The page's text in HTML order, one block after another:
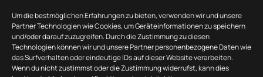
Um die bestmöglichen Erfahrungen zu bieten, verwenden wir und unsere
Partner Technologien wie Cookies, um Geräteinformationen zu speichern
und/oder darauf zuzugreifen. Durch die Zustimmung zu diesen
Technologien können wir und unsere Partner personenbezogene Daten wie
das Surfverhalten oder eindeutige IDs auf dieser Website verarbeiten.
Wenn du nicht zustimmst oder die Zustimmung widerrufst, kann dies